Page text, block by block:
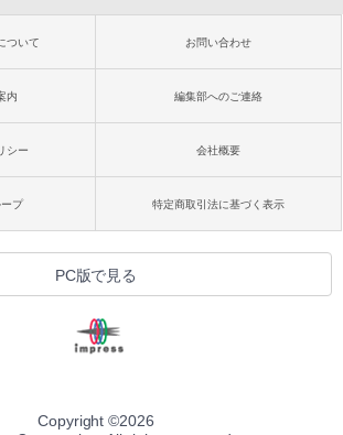
ついて お問い合わせ
内 編集部へのご連絡
シー 会社概要
プ 特定商取引法に基づく表示
PC版で見る
Copyright ©2026